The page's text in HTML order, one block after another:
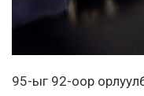
95-ыг 92-оор